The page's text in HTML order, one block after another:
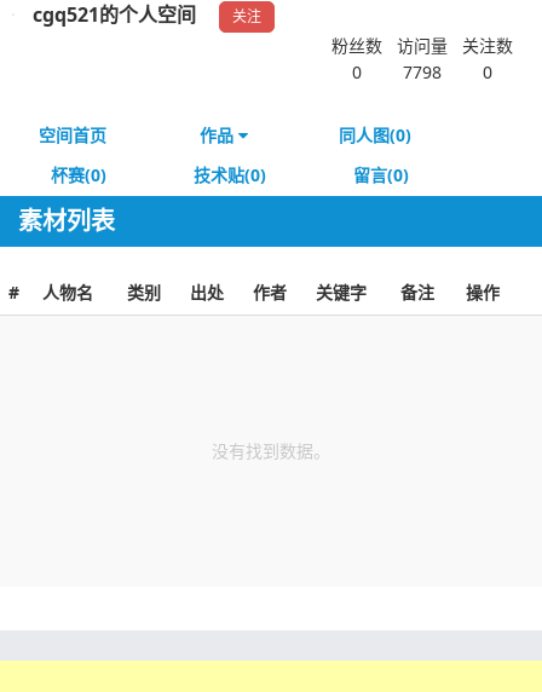
cgq521的个人空间 关注
粉丝数
0
访问量
7798
关注数
0
空间首页 作品
同人图(0)
杯赛(0)
技术贴(0) 留言(0)
素材列表
# 人物名 类别 出处 作者 关键字 备注 操作
没有找到数据。